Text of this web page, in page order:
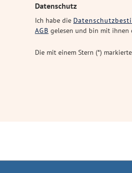
Datenschutz
Ich habe die
AGB gelesen und bin mit ihnen
Die mit einem Stern (*)